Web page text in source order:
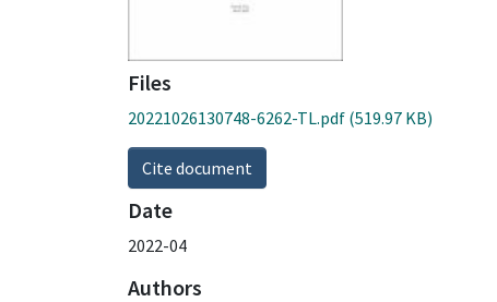
Files
20221026130748-6262-TL.pdf (519.97 KB)
Cite document
Date
2022-04
Authors